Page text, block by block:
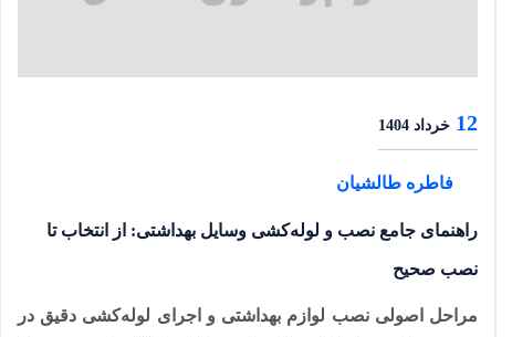
12 خرداد 1404
فاطره طالشیان
راهنمای جامع نصب و لوله‌کشی وسایل بهداشتی: از انتخاب تا
نصب صحیح
مراحل اصولی نصب لوازم بهداشتی و اجرای لوله‌کشی دقیق در